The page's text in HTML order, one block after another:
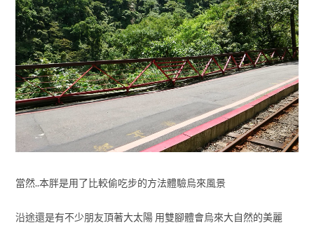
當然..本胖是用了比較偷吃步的方法體驗烏來風景
沿途還是有不少朋友頂著大太陽 用雙腳體會烏來大自然的美麗